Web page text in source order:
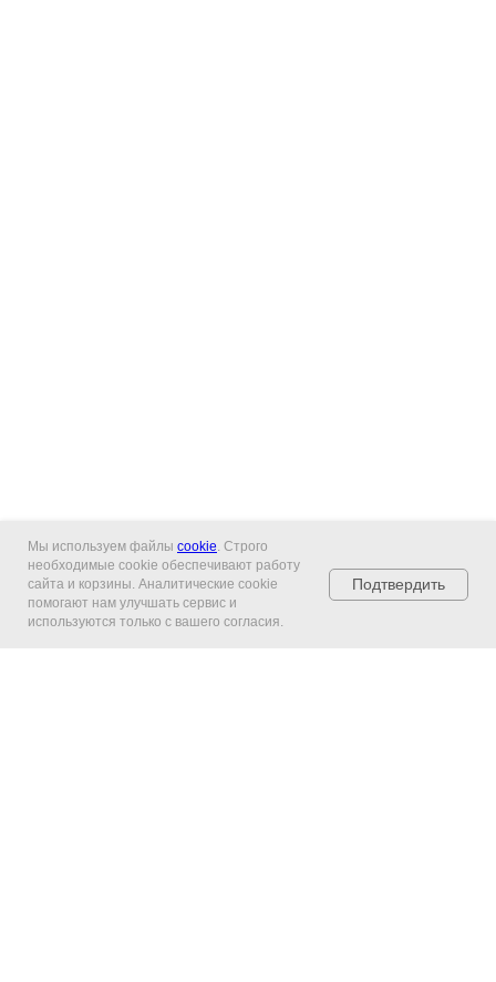
Мы используем файлы cookie. Строго
необходимые cookie обеспечивают работу
сайта и корзины. Аналитические cookie
помогают нам улучшать сервис и
используются только с вашего согласия.
Подтвердить